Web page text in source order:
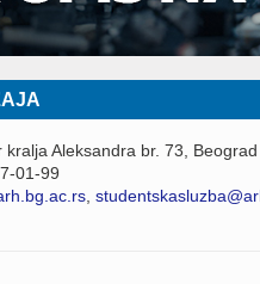
kralja Aleksandra br. 73, Beograd
01-99